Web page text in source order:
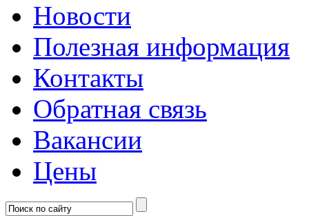
Новости
Полезная информация
Контакты
Обратная связь
Вакансии
Цены